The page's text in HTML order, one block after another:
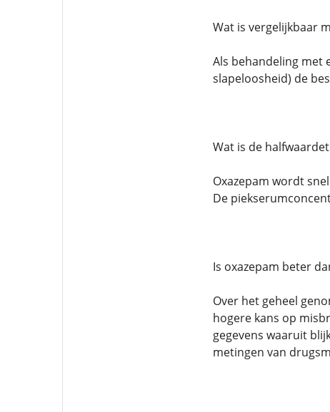
Wat is vergelijkbaar
Als behandeling met
slapeloosheid) de
Wat is de
Oxazepam wordt
De
Is oxazepam beter
Over het geheel
hogere kans op
gegevens waaruit
metingen van